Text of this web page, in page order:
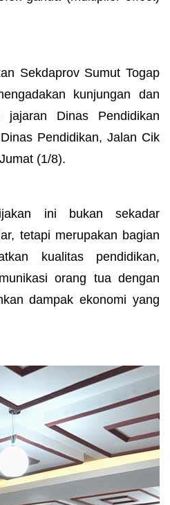
Sekdaprov Sumut Togap
kunjungan dan
jajaran Dinas Pendidikan
Pendidikan, Jalan Cik
(1/8).
ini bukan sekadar
tetapi merupakan bagian
kualitas pendidikan,
orang tua dengan
dampak ekonomi yang